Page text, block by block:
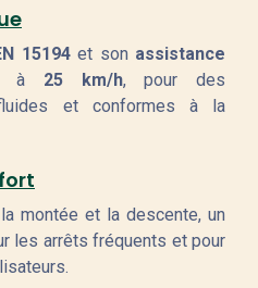
15194et son assistance
à 25 km/h, pour des
et conformes à la
montée et la descente, un
les arrêts fréquents et pour